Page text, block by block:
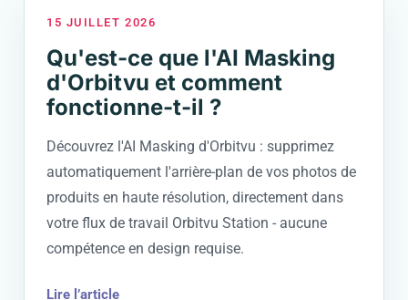
15 JUILLET 2026
Qu'est-ce que l'AI Masking
d'Orbitvu et comment
fonctionne-t-il ?
Découvrez l'AI Masking d'Orbitvu : supprimez
automatiquement l'arrière-plan de vos photos de
produits en haute résolution, directement dans
votre flux de travail Orbitvu Station - aucune
compétence en design requise.
Lire l’article